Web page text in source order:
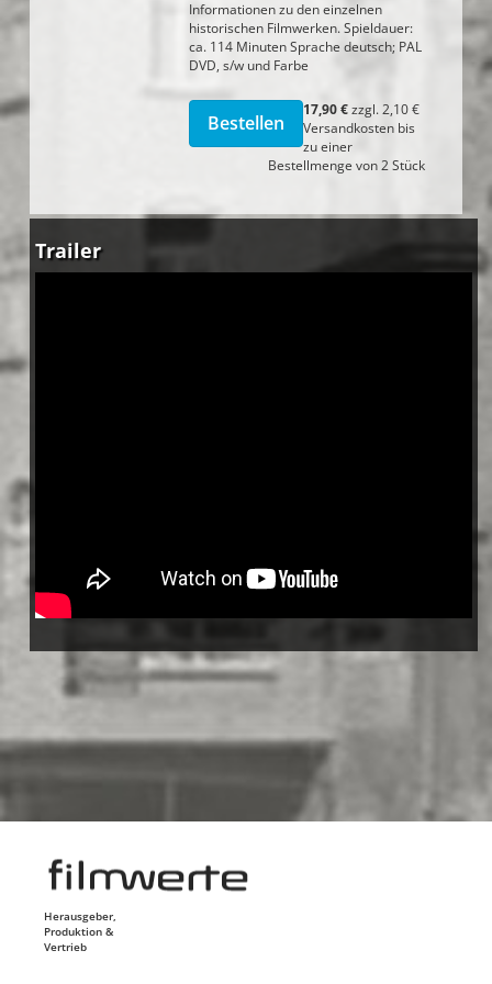
Informationen zu den einzelnen
historischen Filmwerken. Spieldauer:
ca. 114 Minuten Sprache deutsch; PAL
DVD, s/w und Farbe
17,90 €zzgl. 2,10 €
Versandkosten bis
zu einer
Bestellmenge von 2 Stück
Trailer
Herausgeber,
Produktion &
Vertrieb